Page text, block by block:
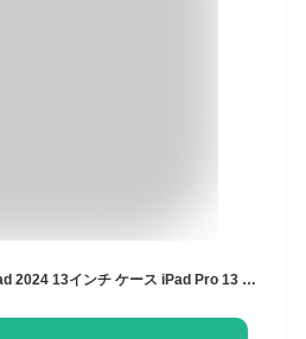
iPad Pro 13 inch ケース iPad 2024 13インチ ケース iPad Pro 13 2024 ケース iPad Pro 13インチ (M4) カバー アイパッド プロ 13inch タブレットケース おしゃれ タブレットケース 保護カバー CASE 薄型 スタンド機能 かわいい オシャレ ペン収納